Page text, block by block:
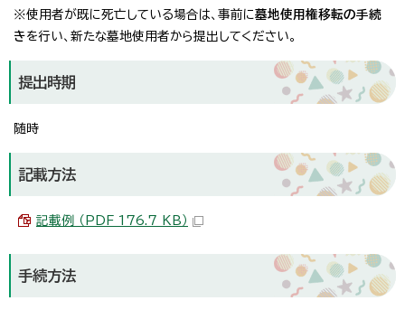
※使用者が既に死亡している場合は、事前に墓地使用権移転の手続
きを行い、新たな墓地使用者から提出してください。
提出時期
随時
記載方法
記載例 （PDF 176.7 KB）
手続方法